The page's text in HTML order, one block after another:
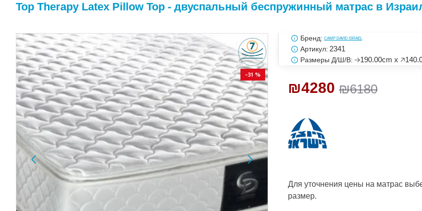
Top Therapy Latex Pillow Top - двуспальный беспружинный матрас в
-31 %
Для уточнения цены на матрас
размер.
₪6180
₪4280
Бренд: CAMP DAVID ISRAEL
Артикул: 2341
Размеры Д/Ш/В: 🡢190.00cm x